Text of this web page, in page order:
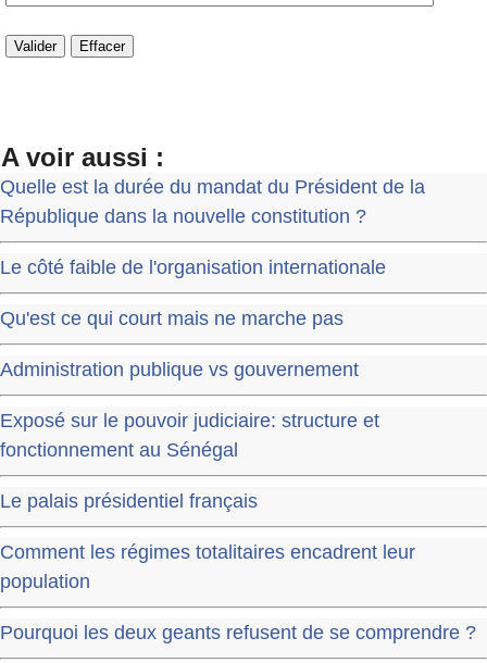
A voir aussi :
Quelle est la durée du mandat du Président de la
République dans la nouvelle constitution ?
Le côté faible de l'organisation internationale
Qu'est ce qui court mais ne marche pas
Administration publique vs gouvernement
Exposé sur le pouvoir judiciaire: structure et
fonctionnement au Sénégal
Le palais présidentiel français
Comment les régimes totalitaires encadrent leur
population
Pourquoi les deux geants refusent de se comprendre ?